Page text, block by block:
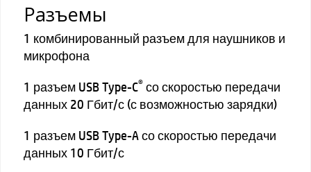
Разъемы
1 комбинированный разъем для наушников и
микрофона
1 разъем USB Type-C® со скоростью передачи
данных 20 Гбит/с (с возможностью зарядки)
1 разъем USB Type-A со скоростью передачи
данных 10 Гбит/с